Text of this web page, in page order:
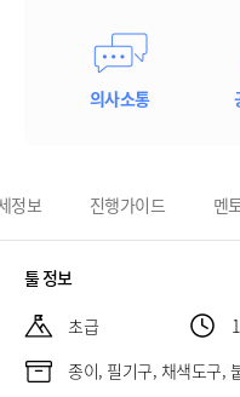
의사소통
정보 진행가이드 멘
툴 정보
초급
종이, 필기구, 채색도구,